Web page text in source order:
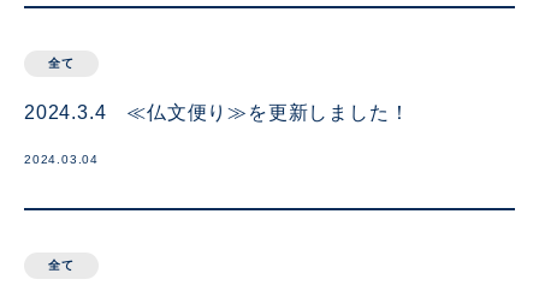
全て
2024.3.4 ≪仏文便り≫を更新しました！
2024.03.04
全て